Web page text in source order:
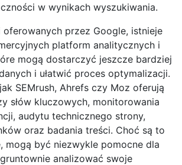
w wynikach wyszukiwania.
oferowanych przez Google, istnieje
platform analitycznych i
mogą dostarczyć jeszcze bardziej
i ułatwić proces optymalizacji.
SEMrush, Ahrefs czy Moz oferują
słów kluczowych, monitorowania
audytu technicznego strony,
oraz badania treści. Choć są to
mogą być niezwykle pomocne dla
analizować swoje